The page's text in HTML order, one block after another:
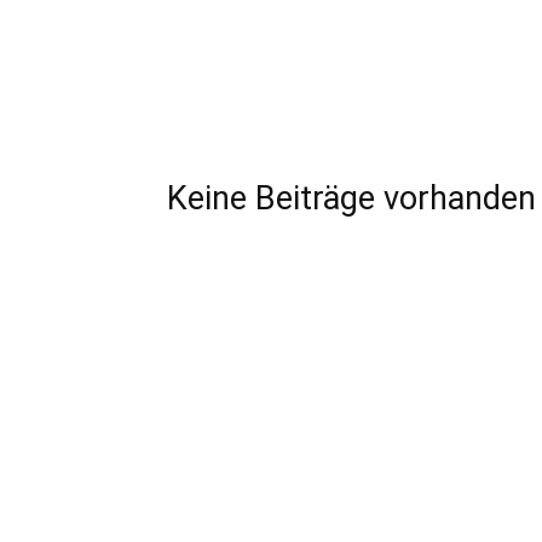
Keine Beiträge vorhanden